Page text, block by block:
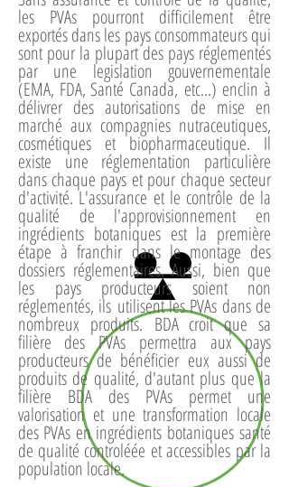
les PVAs pourront difficilement être
exportés dans les pays consommateurs qui
sont pour la plupart des pays réglementés
par une legislation gouvernementale
(EMA, FDA, Santé Canada, etc...) enclin à
délivrer des autorisations de mise en
marché aux compagnies nutraceutiques,
cosmétiques et biopharmaceutique. Il
existe une réglementation particulière
dans chaque pays et pour chaque secteur
d'activité. L'assurance et le contrôle de la
qualité de l'approvisionnement en
ingrédients botaniques est la première
étape à franchir dans le montage des
dossiers réglementaires. Aussi, bien que
les pays producteurs soient non
réglementés, ils utilisent les PVAs dans de
nombreux produits. BDA croit que sa
filière des PVAs permettra aux pays
producteurs de bénéficier eux aussi de
produits de qualité, d'autant plus que la
filière BDA des PVAs permet une
valorisation et une transformation locale
des PVAs en ingrédients botaniques santé
de qualité controléée et accessibles par la
population locale.